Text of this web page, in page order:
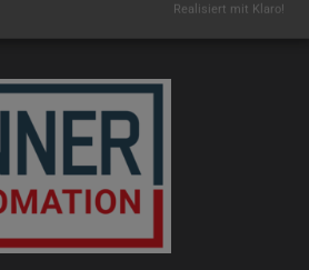
Realisiert mit Klaro!